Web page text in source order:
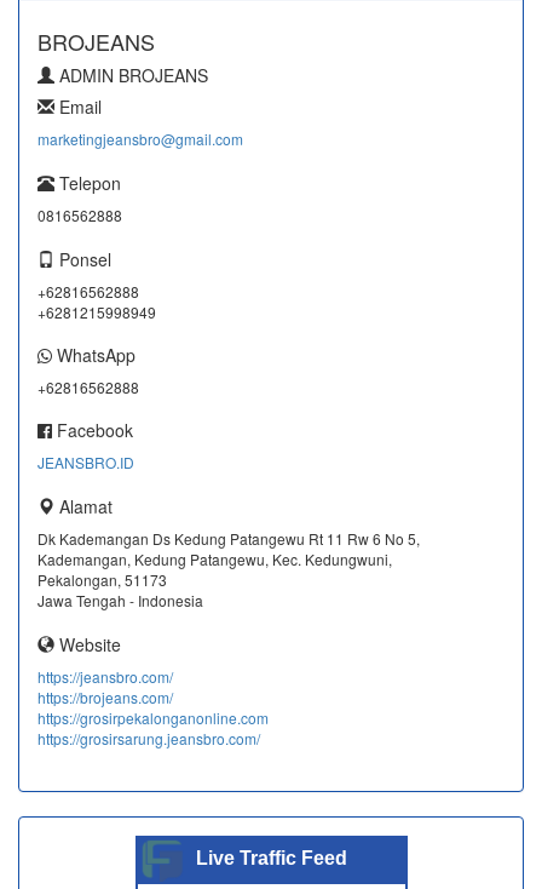
BROJEANS
ADMIN BROJEANS
Email
marketingjeansbro@gmail.com
Telepon
0816562888
Ponsel
+62816562888
+6281215998949
WhatsApp
+62816562888
Facebook
JEANSBRO.ID
Alamat
Dk Kademangan Ds Kedung Patangewu Rt 11 Rw 6 No 5,
Kademangan, Kedung Patangewu, Kec. Kedungwuni,
Pekalongan, 51173
Jawa Tengah - Indonesia
Website
https://jeansbro.com/
https://brojeans.com/
https://grosirpekalonganonline.com
https://grosirsarung.jeansbro.com/
Live Traffic Feed